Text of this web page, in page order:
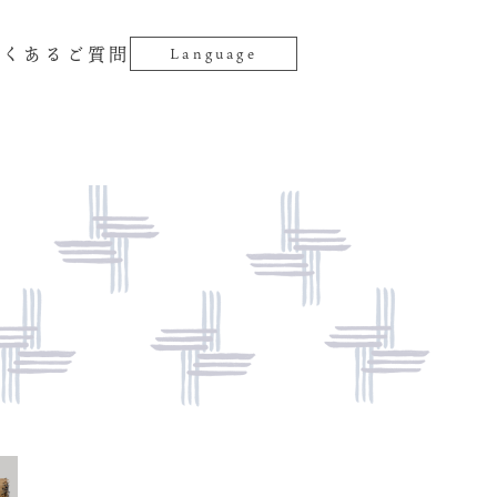
あるご質問 Language